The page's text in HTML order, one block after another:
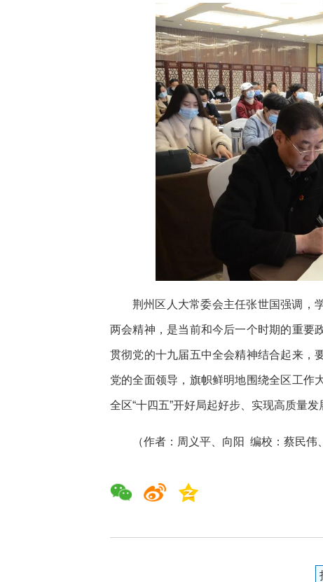
荆州区人大常委会主任张世国强调，
两会精神，是当前和今后一个时期的重要
贯彻党的十九届五中全会精神结合起来，
党的全面领导，旗帜鲜明地围绕全区工作
全区“十四五”开好局起好步、实现高质量发
（作者：周义平、向阳 编校：蔡民伟